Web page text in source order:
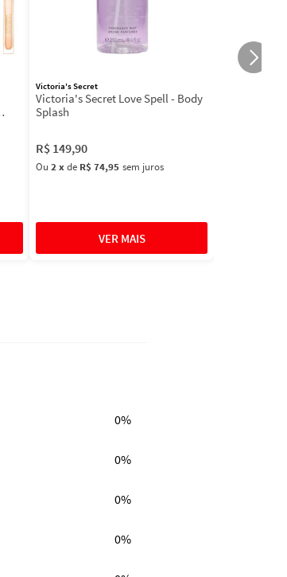
Victoria's Secret
Victoria's Secret Love Spell - Body
Splash
R$ 149,90
Ou 2xde R$ 74,95 sem juros
0%
0%
0%
0%